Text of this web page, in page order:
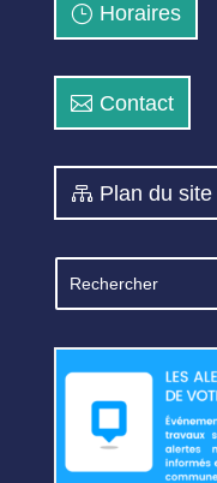
Horaires
Contact
Plan du site